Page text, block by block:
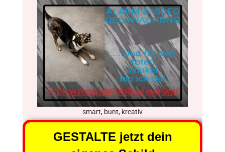
smart, bunt, kreativ
GESTALTE jetzt dein